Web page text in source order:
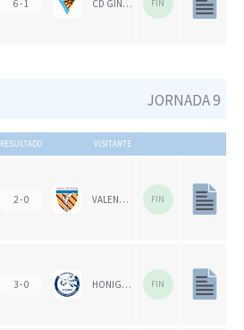
6 - 1 CD GINER DE LOS RÍOS FIN
JORNADA 9
RESULTADO VISITANTE
2 - 0 VALENCIA CH 1924 FIN
3 - 0 HONIGVÖGEL FIN